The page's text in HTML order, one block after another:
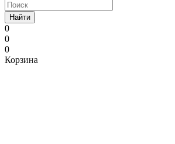
Найти
0
0
0
Корзина